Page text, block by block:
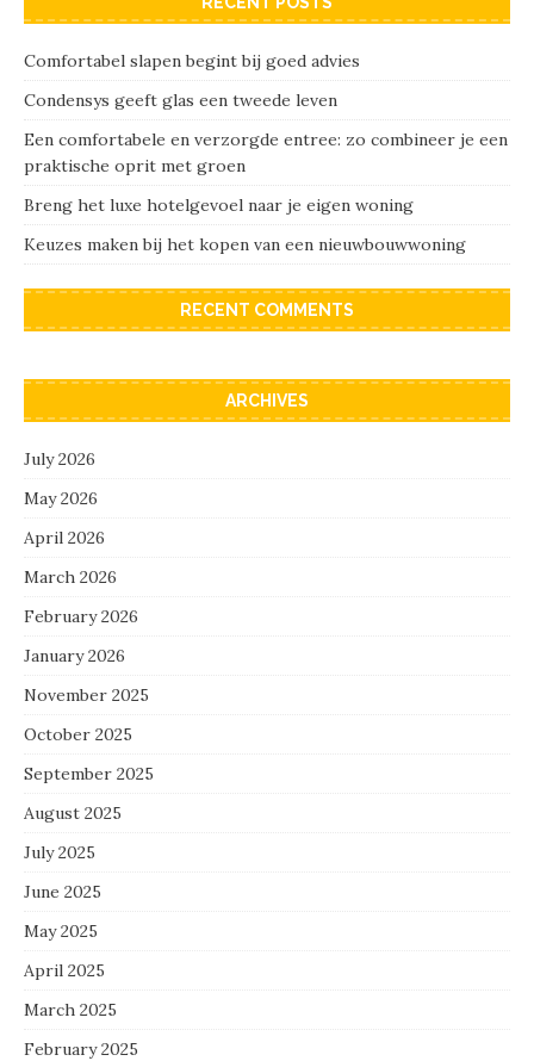
Comfortabel slapen begint bij goed advies
Condensys geeft glas een tweede leven
Een comfortabele en verzorgde entree: zo combineer je een
praktische oprit met groen
Breng het luxe hotelgevoel naar je eigen woning
Keuzes maken bij het kopen van een nieuwbouwwoning
RECENT COMMENTS
ARCHIVES
July 2026
May 2026
April 2026
March 2026
February 2026
January 2026
November 2025
October 2025
September 2025
August 2025
July 2025
June 2025
May 2025
April 2025
March 2025
February 2025